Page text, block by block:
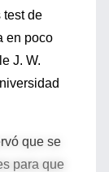
test de
en poco
J. W.
que se
para que